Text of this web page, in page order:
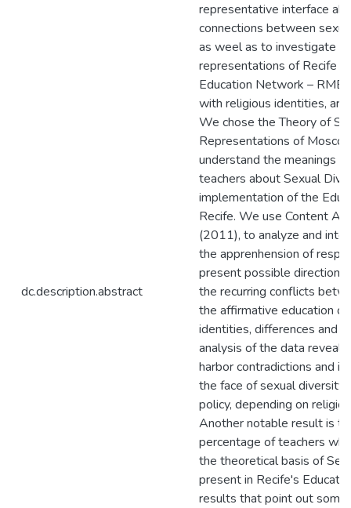
dc.description.abstract
representative interface
connections between
as weel as to investigate
representations of Recife
Education Network –
with religious identities,
We chose the Theory of
Representations of
understand the meanings
teachers about Sexual
implementation of the
Recife. We use Content
(2011), to analyze and
the apprenhension of
present possible directions
the recurring conflicts
the affirmative education of
identities, differences and
analysis of the data
harbor contradictions and
the face of sexual diversity
policy, depending on
Another notable result is
percentage of teachers
the theoretical basis of
present in Recife's
results that point out